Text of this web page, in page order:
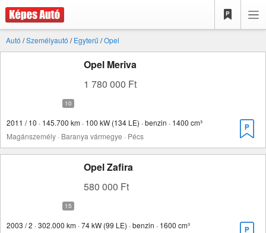
Autó /Személyautó /Egyterű /Opel
Opel Meriva
1 780 000 Ft
2011 / 10 · 145.700 km · 100 kW (134 LE) · benzin · 1400 cm³
Magánszemély · Baranya vármegye · Pécs
Opel Zafira
580 000 Ft
2003 / 2 · 302.000 km · 74 kW (99 LE) · benzin · 1600 cm³